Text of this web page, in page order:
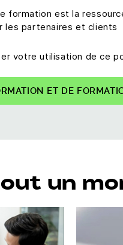
formation est la
les partenaires et clients
votre utilisation de ce
ET DE
un